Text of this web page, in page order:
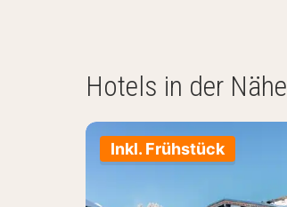
Hotels in der Nähe
Inkl. Frühstück